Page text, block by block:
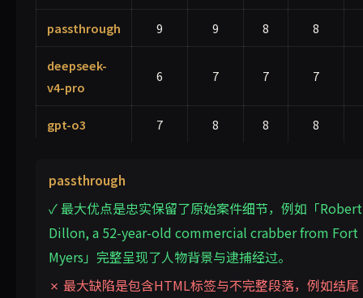
passthrough 9 9 8 8
deepseek-
v4-pro
6 7 7 7
gpt-o3 7 8 8 8
passthrough
✓ 最大优点是忠实保留了原始案件细节，例如「Robert
Dillon, a 52-year-old commercial crabber from Fort
Myers」完整呈现了人物背景与逮捕经过。
✗ 最大缺陷是包含HTML标签与不完整段落，例如结尾